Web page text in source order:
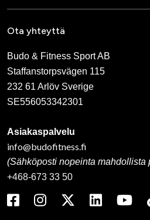
Ota yhteyttä
Budo & Fitness Sport AB
Staffanstorpsvägen 115
232 61 Arlöv Sverige
SE556053342301
Asiakaspalvelu
info@budofitness.fi
(Sähköposti nopeinta mahdollista
+468-673 33 50